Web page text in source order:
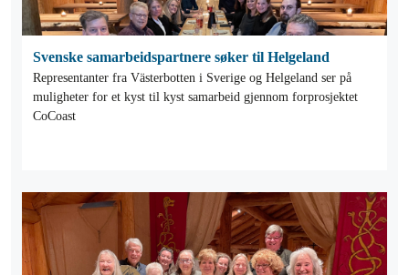
Svenske samarbeidspartnere søker til Helgeland
Representanter fra Västerbotten i Sverige og Helgeland ser på
muligheter for et kyst til kyst samarbeid gjennom forprosjektet
CoCoast